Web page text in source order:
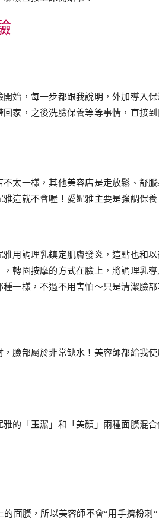
始，每一步都跟我說明，外加導入
家，之後洗臉保養等等事情，直接到
太一樣，其他美容店是走放鬆、舒
這就不會喔！愛妮雅主要是強調保
用調理乳鎮定肌膚發炎，這點也和
轉圈按摩的方式在臉上，將調理乳
一樣，不過不用害怕～只是清潔臉
，臉部屬於非常缺水！美容師都給我
的「玉潔」和「美顏」兩種面膜混
面膜，所以美容師不會“用手擠粉